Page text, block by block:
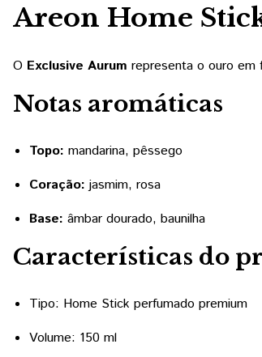
Areon Home
O Exclusive Aurum representa o ouro em
Notas aromáticas
Topo: mandarina, pêssego
Coração: jasmim, rosa
Base: âmbar dourado, baunilha
Características do
Tipo: Home Stick perfumado premium
Volume: 150 ml